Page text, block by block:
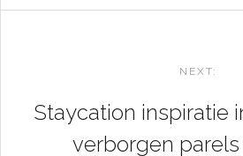
NEXT:
Staycation inspiratie
verborgen